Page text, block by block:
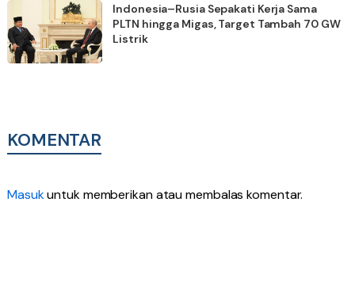
Indonesia–Rusia Sepakati Kerja Sama
PLTN hingga Migas, Target Tambah 70 GW
Listrik
KOMENTAR
Masukuntuk memberikan atau membalas komentar.